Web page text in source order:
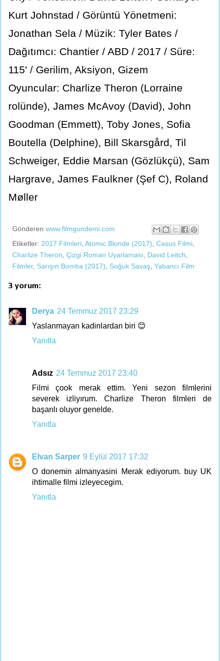
Kurt Johnstad / Görüntü Yönetmeni:
Jonathan Sela / Müzik: Tyler Bates /
Dağıtımcı: Chantier / ABD / 2017 / Süre:
115' / Gerilim, Aksiyon, Gizem
Oyuncular: Charlize Theron (Lorraine
rolünde), James McAvoy (David), John
Goodman (Emmett), Toby Jones, Sofia
Boutella (Delphine), Bill Skarsgård, Til
Schweiger, Eddie Marsan (Gözlükçü), Sam
Hargrave, James Faulkner (Şef C), Roland
Møller
Gönderen www.filmgundemi.com
Etiketler: 2017 Filmleri Atomic Blonde (2017) Casus Filmi
Charlize Theron Çizgi Roman Uyarlaması David Leitch
Filmler, Sarışın Bomba (2017) Soğuk Savaş Yabancı Film
3 yorum:
Derya 24 Temmuz 2017 23:29
Yaslanmayan kadinlardan biri 😊
Yanıtla
Adsız 24 Temmuz 2017 23:40
Filmi çook merak ettim. Yeni sezon filmlerini
severek izliyırum. Charlize Theron filmleri de
başarılı oluyor genelde.
Yanıtla
Elvan Sarper 9 Eylül 2017 17:32
O donemin almanyasini Merak ediyorum. buy UK
ihtimalle filmi izleyecegim.
Yanıtla